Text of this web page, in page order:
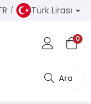
Türk Lirası
0
Ara